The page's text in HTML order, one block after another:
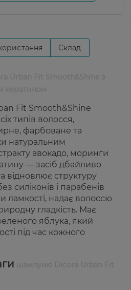
Склад
Fit Smooth&Shine
типів волосся,
фарбоване та
натуральним
авокадо, моринги
— засіб дбайливо
відновлює структуру
силіконів і парабенів
ламкості, надає волоссю
гладкість. Має
яблука, який
під час кожного